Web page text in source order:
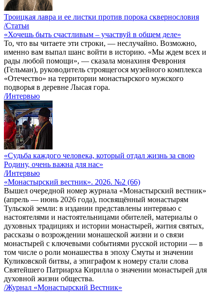
Троицкая лавра и ее листки против порока сквернословия
/Статьи
«Хочешь быть счастливым – участвуй в общем деле»
То, что вы читаете эти строки, — неслучайно. Возможно,
именно вам выпал шанс войти в историю. «Мы ждем всех и
рады любой помощи», — сказала монахиня Феврония
(Гельман), руководитель строящегося музейного комплекса
«Отечество» на территории монастырского мужского
подворья в деревне Лысая гора.
/Интервью
«Судьба каждого человека, который отдал жизнь за свою
Родину, очень важна для нас»
/Интервью
«Монастырский вестник». 2026. №2 (66)
Вышел очередной номер журнала «Монастырский вестник»
(апрель — июнь 2026 года), посвящённый монастырям
Тульской земли: в издании представлены интервью с
настоятелями и настоятельницами обителей, материалы о
духовных традициях и истории монастырей, жития святых,
рассказы о возрождении монашеской жизни и о связи
монастырей с ключевыми событиями русской истории — в
том числе о роли монашества в эпоху Смуты и значении
Куликовской битвы, а эпиграфом к номеру стали слова
Святейшего Патриарха Кирилла о значении монастырей для
духовной жизни общества.
/Журнал «Монастырский Вестник»